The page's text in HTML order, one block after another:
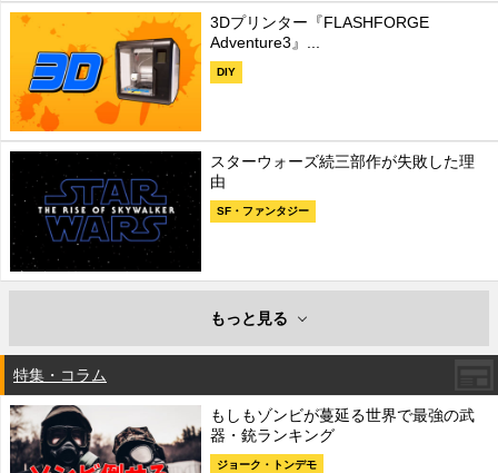
3Dプリンター『FLASHFORGE
Adventure3』...
DIY
スターウォーズ続三部作が失敗した理
由
SF・ファンタジー
もっと見る
特集・コラム
もしもゾンビが蔓延る世界で最強の武
器・銃ランキング
ジョーク・トンデモ